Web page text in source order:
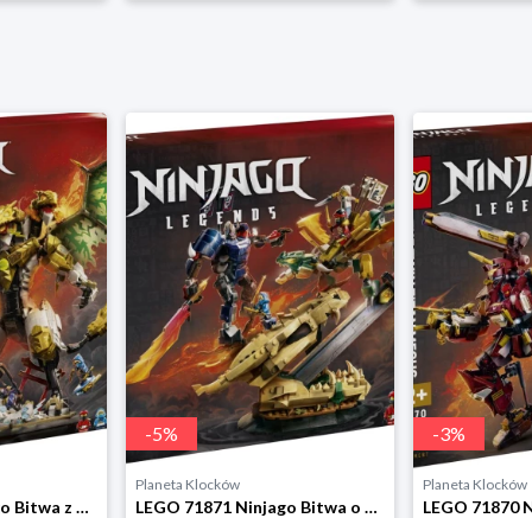
LEGO 71872 Ninjago Bitwa z Ultrasmokiem Lego
-5%
Planeta Klocków
LEGO 71871 Ninjago Bitwa o smocze ostrze Lego
-3%
Planeta Klocków